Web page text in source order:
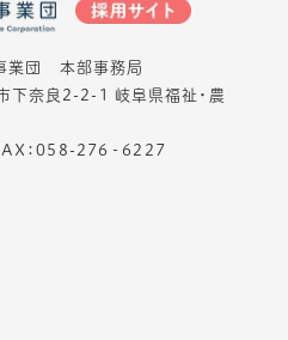
業団 本部事務局
奈良2-2-1 岐阜県福祉・農
：058-276‐6227